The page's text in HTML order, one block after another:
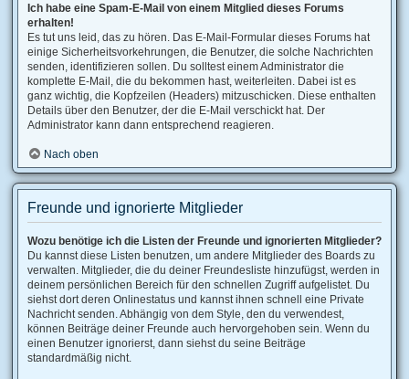
Ich habe eine Spam-E-Mail von einem Mitglied dieses Forums
erhalten!
Es tut uns leid, das zu hören. Das E-Mail-Formular dieses Forums hat
einige Sicherheitsvorkehrungen, die Benutzer, die solche Nachrichten
senden, identifizieren sollen. Du solltest einem Administrator die
komplette E-Mail, die du bekommen hast, weiterleiten. Dabei ist es
ganz wichtig, die Kopfzeilen (Headers) mitzuschicken. Diese enthalten
Details über den Benutzer, der die E-Mail verschickt hat. Der
Administrator kann dann entsprechend reagieren.
Nach oben
Freunde und ignorierte Mitglieder
Wozu benötige ich die Listen der Freunde und ignorierten Mitglieder?
Du kannst diese Listen benutzen, um andere Mitglieder des Boards zu
verwalten. Mitglieder, die du deiner Freundesliste hinzufügst, werden in
deinem persönlichen Bereich für den schnellen Zugriff aufgelistet. Du
siehst dort deren Onlinestatus und kannst ihnen schnell eine Private
Nachricht senden. Abhängig von dem Style, den du verwendest,
können Beiträge deiner Freunde auch hervorgehoben sein. Wenn du
einen Benutzer ignorierst, dann siehst du seine Beiträge
standardmäßig nicht.